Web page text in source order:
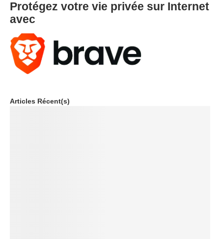
Protégez votre vie privée sur Internet
avec
Articles Récent(s)